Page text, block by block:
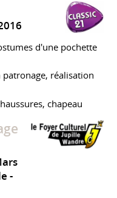
d'une pochette
patronage, réalisation
chapeau